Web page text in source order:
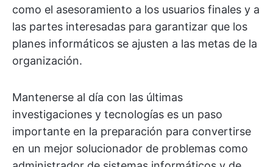
como el asesoramiento a los usuarios finales y a
las partes interesadas para garantizar que los
planes informáticos se ajusten a las metas de la
organización.
Mantenerse al día con las últimas
investigaciones y tecnologías es un paso
importante en la preparación para convertirse
en un mejor solucionador de problemas como